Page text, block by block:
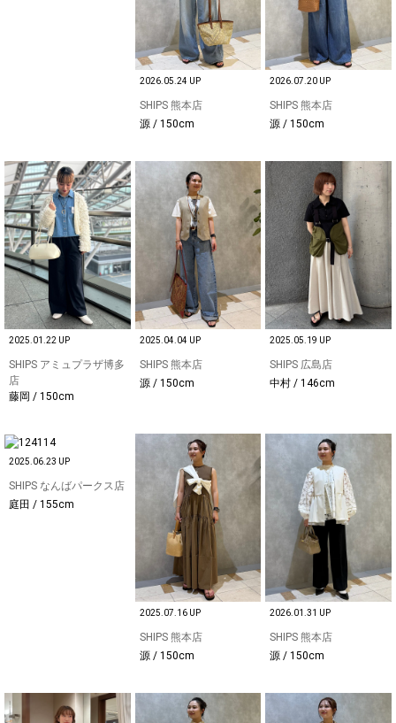
2026.05.24 UP
SHIPS 熊本店
源 / 150cm
2026.07.20 UP
SHIPS 熊本店
源 / 150cm
2025.01.22 UP
SHIPS アミュプラザ博多
店
藤岡 / 150cm
2025.04.04 UP
SHIPS 熊本店
源 / 150cm
2025.05.19 UP
SHIPS 広島店
中村 / 146cm
2025.06.23 UP
SHIPS なんばパークス店
庭田 / 155cm
2025.07.16 UP
SHIPS 熊本店
源 / 150cm
2026.01.31 UP
SHIPS 熊本店
源 / 150cm